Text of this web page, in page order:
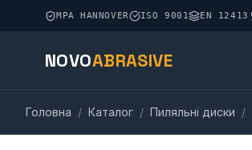
MPA HANNOVER ISO 9001 EN 12413
NOVOABRASIVE
Головна / Каталог / Пиляльні диски /